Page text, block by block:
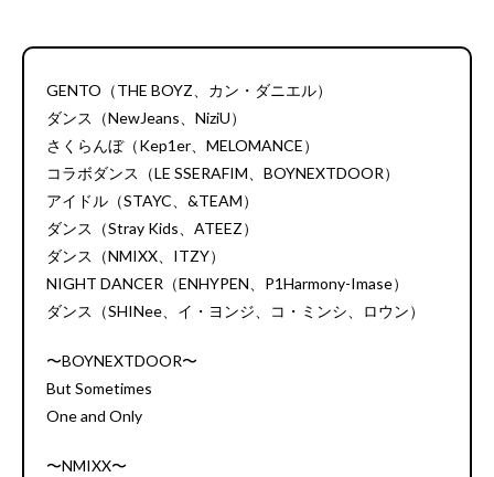
GENTO（THE BOYZ、カン・ダニエル）
ダンス（NewJeans、NiziU）
さくらんぼ（Kep1er、MELOMANCE）
コラボダンス（LE SSERAFIM、BOYNEXTDOOR）
アイドル（STAYC、&TEAM）
ダンス（Stray Kids、ATEEZ）
ダンス（NMIXX、ITZY）
NIGHT DANCER（ENHYPEN、P1Harmony-Imase）
ダンス（SHINee、イ・ヨンジ、コ・ミンシ、ロウン）
〜BOYNEXTDOOR〜
But Sometimes
One and Only
〜NMIXX〜